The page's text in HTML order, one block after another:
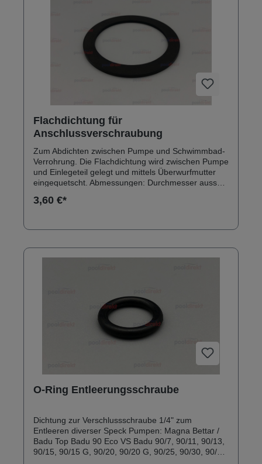
Flachdichtung für
Anschlussverschraubung
Zum Abdichten zwischen Pumpe und Schwimmbad-
Verrohrung. Die Flachdichtung wird zwischen Pumpe
und Einlegeteil gelegt und mittels Überwurfmutter
eingequetscht. Abmessungen: Durchmesser aussen:
2,5 mm Inhalt: 2 Stück
3,60 €*
O-Ring Entleerungsschraube
Dichtung zur Verschlussschraube 1/4" zum
Entleeren diverser Speck Pumpen: Magna Bettar /
Badu Top Badu 90 Eco VS Badu 90/7, 90/11, 90/13,
90/15, 90/15 G, 90/20, 90/20 G, 90/25, 90/30, 90/40,